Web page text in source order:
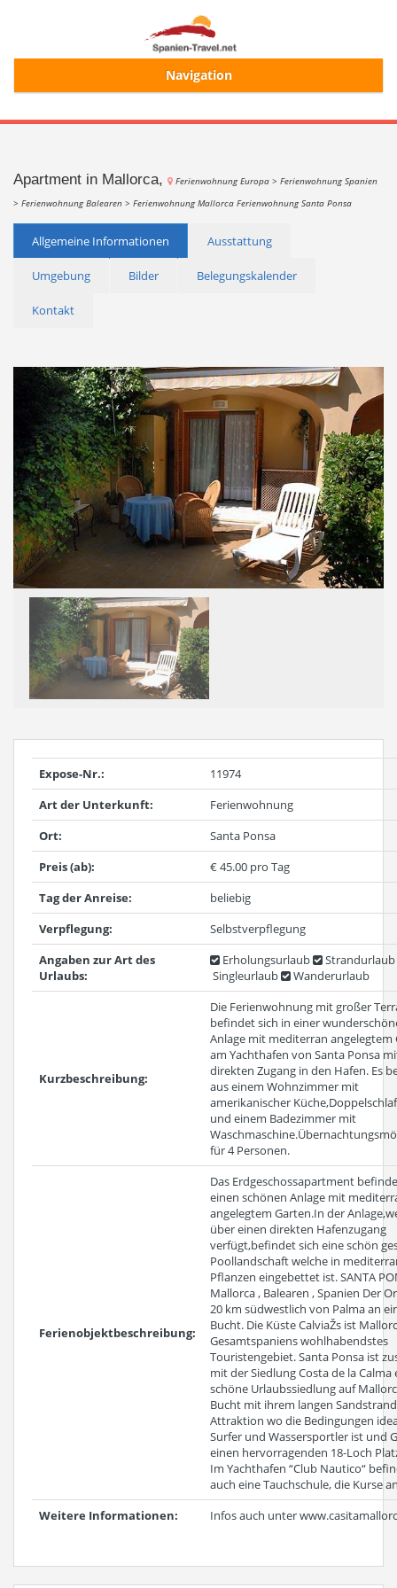
Navigation
Start
Alle Ferienhäuser
Ferienhaussuche
Merkliste
Apartment in Mallorca, Ferienwohnung Europa > Ferienwohnung Spanien
> Ferienwohnung Balearen > Ferienwohnung Mallorca Ferienwohnung Santa Ponsa
Allgemeine Informationen Ausstattung
Umgebung Bilder Belegungskalender
Kontakt
Expose-Nr.:
11974
Art der Unterkunft:
Ferienwohnung
Ort:
Santa Ponsa
Preis (ab):
€ 45.00 pro Tag
Tag der Anreise:
beliebig
Verpflegung:
Selbstverpflegung
Angaben zur Art des
Urlaubs:
Erholungsurlaub
Strandurlaub
Singleurlaub
Wanderurlaub
Kurzbeschreibung:
Die Ferienwohnung mit großer
befindet sich in einer
Anlage mit mediterran angelegtem
am Yachthafen von Santa Ponsa
direkten Zugang in den Hafen. Es
aus einem Wohnzimmer mit
amerikanischer
und einem Badezimmer mit
für 4 Personen.
Ferienobjektbeschreibung:
Das Erdgeschossapartment
einen schönen Anlage mit
angelegtem Garten.In der
über einen direkten Hafenzugang
verfügt,befindet sich eine schön
Poollandschaft welche in
Pflanzen eingebettet ist. SANTA
Mallorca , Balearen , Spanien Der
20 km südwestlich von Palma an
Bucht. Die Küste CalviaŽs ist
Gesamtspaniens wohlhabendstes
Touristengebiet. Santa Ponsa ist
mit der Siedlung Costa de la Calma
schöne Urlaubssiedlung auf
Bucht mit ihrem langen
Attraktion wo die Bedingungen
Surfer und Wassersportler ist und
einen hervorragenden 18-Loch
Im Yachthafen “Club Nautico“
auch eine Tauchschule, die Kurse
Weitere Informationen:
Infos auch unter